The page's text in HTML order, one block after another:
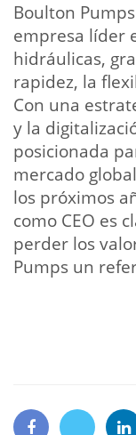
Boulton
empresa líder
hidráulicas,
rapidez, la
Con una
y la
posicionada
mercado
los próximos
como CEO es
perder los
Pumps un